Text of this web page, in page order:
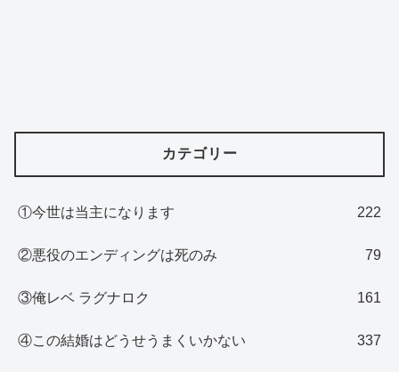
カテゴリー
①今世は当主になります 222
②悪役のエンディングは死のみ 79
③俺レベ ラグナロク 161
④この結婚はどうせうまくいかない 337